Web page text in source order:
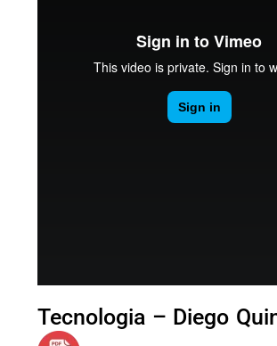
Tecnologia – Diego